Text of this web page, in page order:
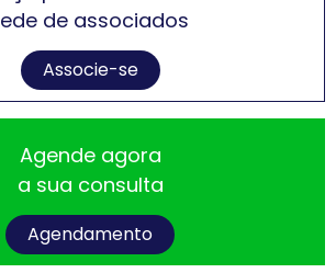
de associados
Associe-se
Agende agora
a sua consulta
Agendamento